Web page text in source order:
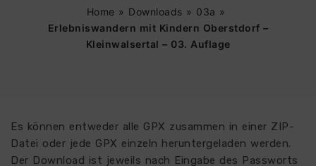
Home » Downloads » 03a »
Erlebniswandern mit Kindern Oberstdorf –
Kleinwalsertal – 03. Auflage
Es können entweder alle GPX zusammen in einer ZIP-
Datei oder jede GPX einzeln heruntergeladen werden.
Der Download ist jeweils nach Eingabe des Passworts